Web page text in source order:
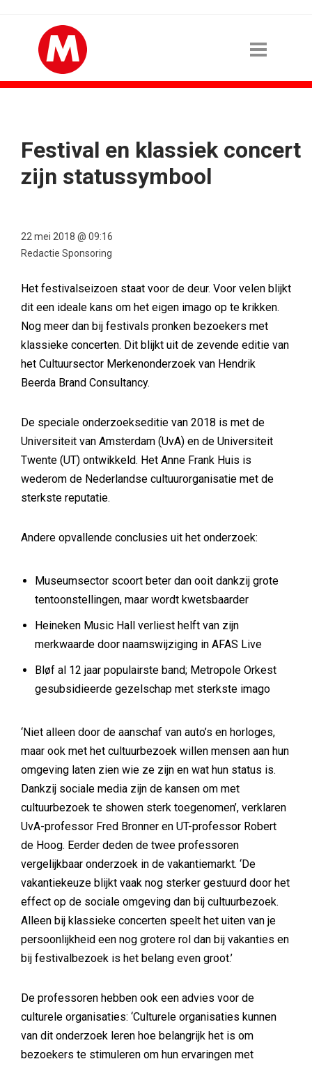
Festival en klassiek concert
zijn statussymbool
22 mei 2018 @ 09:16
Redactie Sponsoring
Het festivalseizoen staat voor de deur. Voor velen blijkt
dit een ideale kans om het eigen imago op te krikken.
Nog meer dan bij festivals pronken bezoekers met
klassieke concerten. Dit blijkt uit de zevende editie van
het Cultuursector Merkenonderzoek van Hendrik
Beerda Brand Consultancy.
De speciale onderzoekseditie van 2018 is met de
Universiteit van Amsterdam (UvA) en de Universiteit
Twente (UT) ontwikkeld. Het Anne Frank Huis is
wederom de Nederlandse cultuurorganisatie met de
sterkste reputatie.
Andere opvallende conclusies uit het onderzoek:
Museumsector scoort beter dan ooit dankzij grote
tentoonstellingen, maar wordt kwetsbaarder
Heineken Music Hall verliest helft van zijn
merkwaarde door naamswijziging in AFAS Live
Bløf al 12 jaar populairste band; Metropole Orkest
gesubsidieerde gezelschap met sterkste imago
‘Niet alleen door de aanschaf van auto’s en horloges,
maar ook met het cultuurbezoek willen mensen aan hun
omgeving laten zien wie ze zijn en wat hun status is.
Dankzij sociale media zijn de kansen om met
cultuurbezoek te showen sterk toegenomen’, verklaren
UvA-professor Fred Bronner en UT-professor Robert
de Hoog. Eerder deden de twee professoren
vergelijkbaar onderzoek in de vakantiemarkt. ‘De
vakantiekeuze blijkt vaak nog sterker gestuurd door het
effect op de sociale omgeving dan bij cultuurbezoek.
Alleen bij klassieke concerten speelt het uiten van je
persoonlijkheid een nog grotere rol dan bij vakanties en
bij festivalbezoek is het belang even groot.’
De professoren hebben ook een advies voor de
culturele organisaties: ‘Culturele organisaties kunnen
van dit onderzoek leren hoe belangrijk het is om
bezoekers te stimuleren om hun ervaringen met